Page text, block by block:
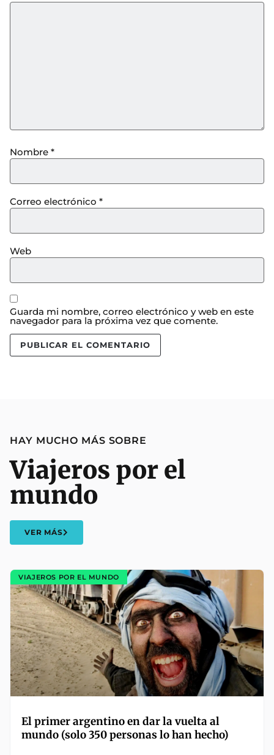
Nombre *
Correo electrónico *
Web
Guarda mi nombre, correo electrónico y web en este
navegador para la próxima vez que comente.
HAY MUCHO MÁS SOBRE
Viajeros por el
mundo
VER MÁS
VIAJEROS POR EL MUNDO
El primer argentino en dar la vuelta al
mundo (solo 350 personas lo han hecho)